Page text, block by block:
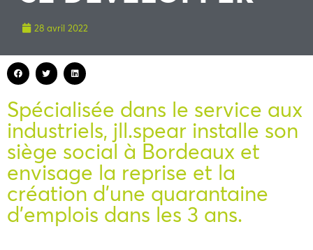
28 avril 2022
Spécialisée dans le service aux
industriels, jll.spear installe son
siège social à Bordeaux et
envisage la reprise et la
création d’une quarantaine
d’emplois dans les 3 ans.